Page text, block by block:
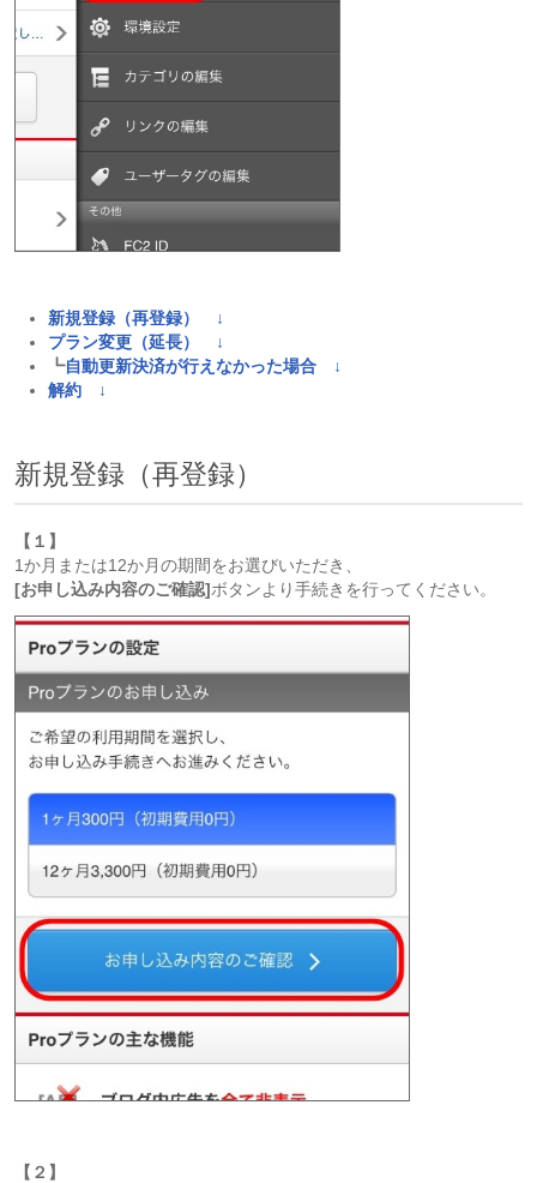
新規登録（再登録） ↓
プラン変更（延長） ↓
┗自動更新決済が行えなかった場合 ↓
解約 ↓
新規登録（再登録）
【１】
1か月または12か月の期間をお選びいただき、
[お申し込み内容のご確認]ボタンより手続きを行ってください。
【２】